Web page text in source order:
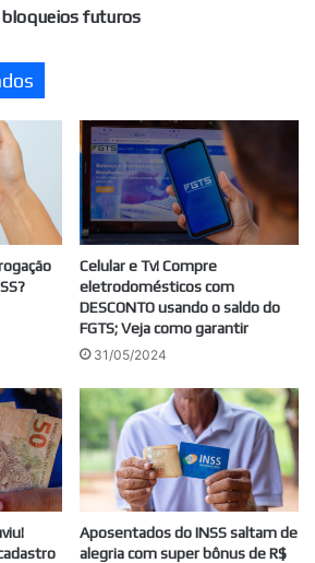
bloqueios futuros
Celular e Tv! Compre
eletrodomésticos com
DESCONTO usando o saldo do
FGTS; Veja como garantir
31/05/2024
Aposentados do INSS saltam de
alegria com super bônus de R$